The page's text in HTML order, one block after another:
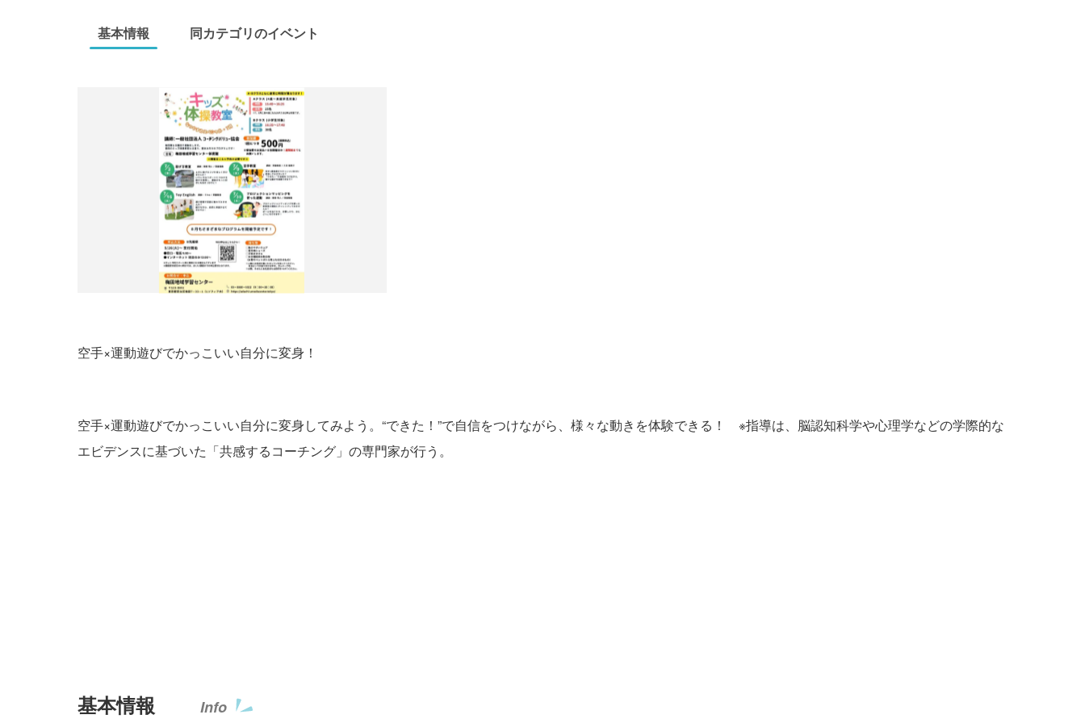
基本情報 同カテゴリのイベント
空手×運動遊びでかっこいい自分に変身！
空手×運動遊びでかっこいい自分に変身してみよう。“できた！”で自信をつけながら、様々な動きを体験できる！ ※指導は、脳認知科学や心理学などの学際的な
エビデンスに基づいた「共感するコーチング」の専門家が行う。
基本情報 Info